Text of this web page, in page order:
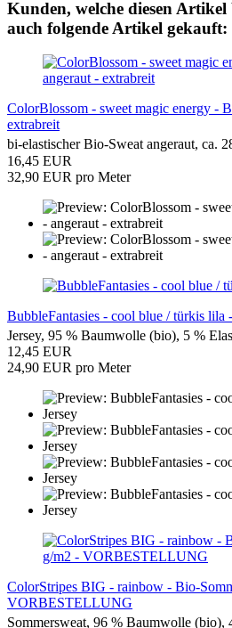
Kunden, welche diesen Artikel
auch folgende Artikel gekauft:
ColorBlossom - sweet magic energy -
extrabreit
bi-elastischer Bio-Sweat angeraut, ca.
16,45 EUR
32,90 EUR pro Meter
BubbleFantasies - cool blue / türkis lila
Jersey, 95 % Baumwolle (bio), 5 %
12,45 EUR
24,90 EUR pro Meter
ColorStripes BIG - rainbow - Bio-
VORBESTELLUNG
Sommersweat, 96 % Baumwolle (bio),